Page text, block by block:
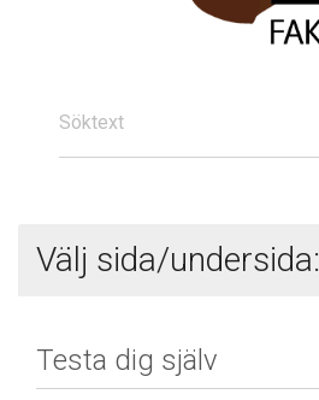
Söktext
Välj sida/undersida: